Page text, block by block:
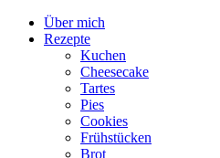
Über mich
Rezepte
Kuchen
Cheesecake
Tartes
Pies
Cookies
Frühstücken
Brot